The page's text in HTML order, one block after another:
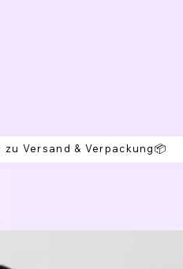
zu Versand & Verpackung📦